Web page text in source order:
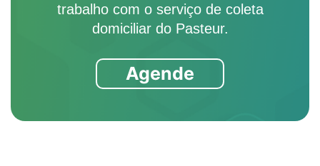
trabalho com o serviço de coleta
domiciliar do Pasteur.
Agende